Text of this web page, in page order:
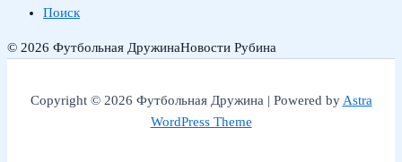
Поиск
© 2026 Футбольная ДружинаНовости Рубина
Copyright © 2026 Футбольная Дружина | Powered byAstra
WordPress Theme